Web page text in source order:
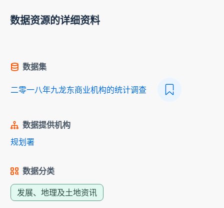
数据资源的详细资料
数据集
二零一八年九龙东商业机构的统计调查
数据提供机构
规划署
数据分类
发展、地理及土地资讯